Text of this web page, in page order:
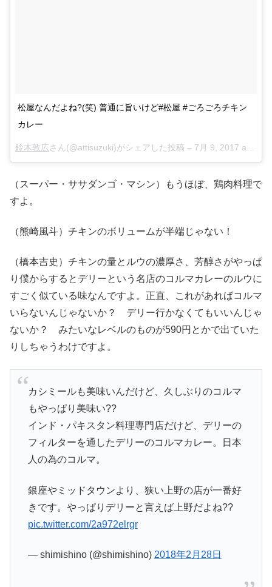
松屋なんだよね?(笑) 普通に旨いけど#松屋 #ごろごろチキン
カレー
鈴木敦広さん(@attisuzuki)がシェアした投稿 – 7月 9, 2017 at 2:08午後 PDT
（スーパー・ササダンゴ・マシン）もうほぼ、鶏肉料理で
すよ。
（熊崎風斗）チキンのボリュームが半端じゃない！
（橋本吉史）チキンの量とルウの濃厚さ、芳醇さがやっぱ
り僕からするとデリーという名店のコルマカレーのルウに
すごく似ている味なんですよ。正直、これがあればコルマ
いらないんじゃないか？ デリー行かなくてもいいんじゃ
ないか？ みたいなレベルのものが590円とかで出ていた
りしちゃうわけですよ。
カシミールも美味いんだけど、久しぶりのコルマ
もやっぱり美味い??
インド・パキスタン料理専門店だけど、デリーの
フィルターを通したデリーのコルマカレー。日本
人の為のコルマ。
銀座やミッドタウンより、狭い上野の店が一番好
きです。やっぱりデリーと言えば上野だよね??
pic.twitter.com/2a972elrgr
— shimishino (@shimishino) 2018年2月28日